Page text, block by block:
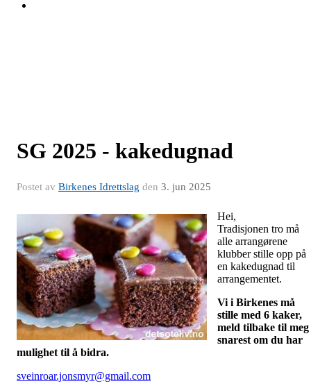
SG 2025 - kakedugnad
Postet av Birkenes Idrettslag den 3. jun 2025
Hei,
Tradisjonen tro må
alle arrangørene
klubber stille opp på
en kakedugnad til
arrangementet.
Vi i Birkenes må
stille med 6 kaker,
meld tilbake til meg
snarest om du har
mulighet til å bidra.
sveinroar.jonsmyr@gmail.com